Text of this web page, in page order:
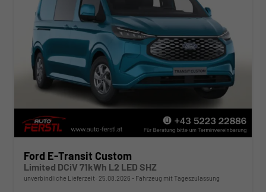
Ford E-Transit Custom
Limited DCiV 71kWh L2 LED SHZ
unverbindliche Lieferzeit: 25.08.2026 Fahrzeug mit Tageszulassung